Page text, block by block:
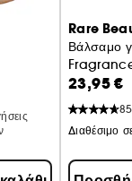
Rare
Βάλσαμο
Στρώσεις
23,95 €
85
Διαθέσιμο